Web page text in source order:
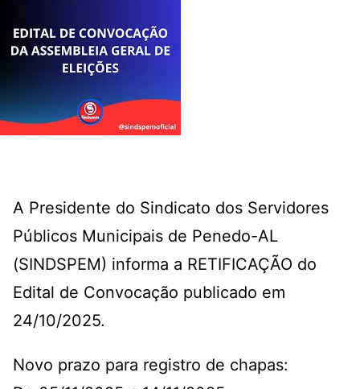
A Presidente do Sindicato dos Servidores
Públicos Municipais de Penedo-AL
(SINDSPEM) informa a RETIFICAÇÃO do
Edital de Convocação publicado em
24/10/2025.
Novo prazo para registro de chapas: